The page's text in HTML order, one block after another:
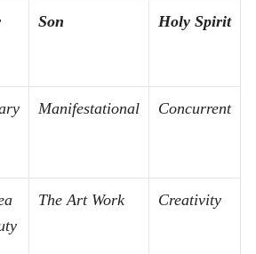
Son Holy Spirit
Manifestational Concurrent
The Art Work Creativity